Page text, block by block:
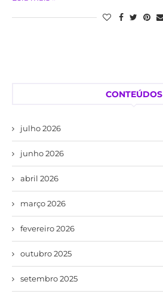
CONTEÚDOS
julho 2026
junho 2026
abril 2026
março 2026
fevereiro 2026
outubro 2025
setembro 2025